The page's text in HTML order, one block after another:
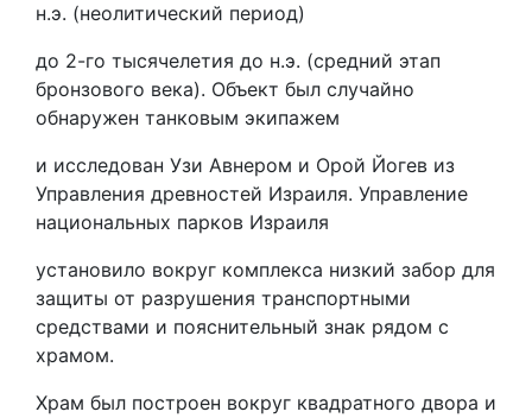
н.э. (неолитический период)
до 2-го тысячелетия до н.э. (средний этап
бронзового века). Объект был случайно
обнаружен танковым экипажем
и исследован Узи Авнером и Орой Йогев из
Управления древностей Израиля. Управление
национальных парков Израиля
установило вокруг комплекса низкий забор для
защиты от разрушения транспортными
средствами и пояснительный знак рядом с
храмом.
Храм был построен вокруг квадратного двора и